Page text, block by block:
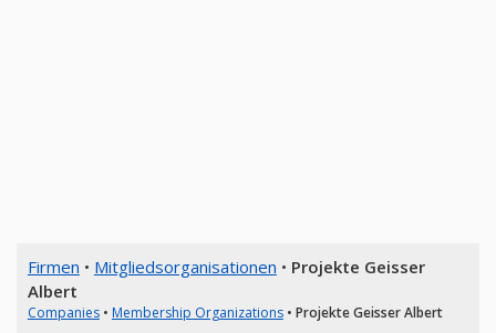
Firmen • Mitgliedsorganisationen • Projekte Geisser
Albert
Companies• Membership Organizations• Projekte Geisser Albert